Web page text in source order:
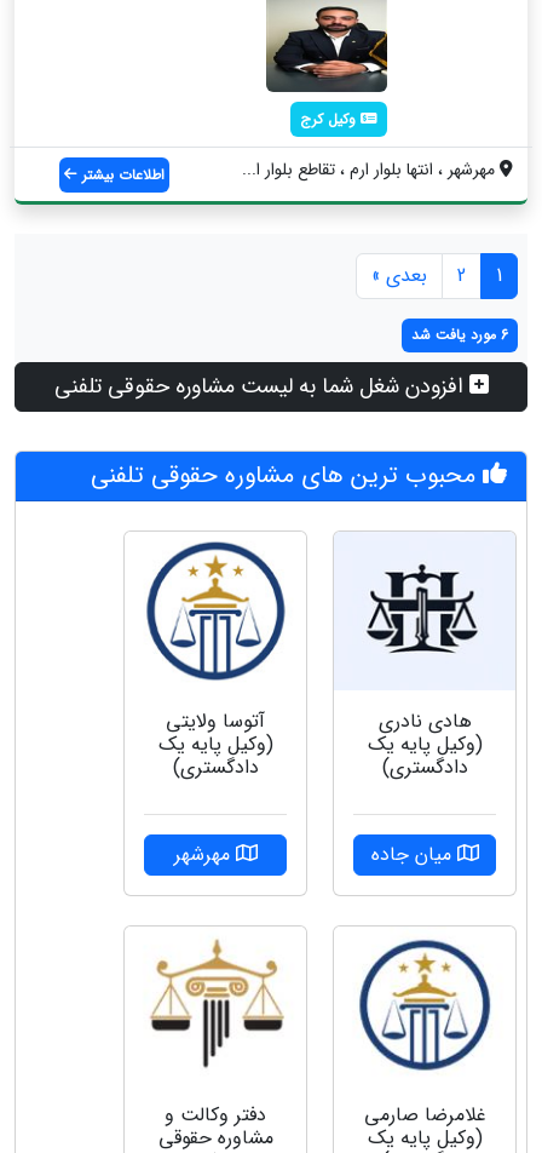
وکیل کرج
مهرشهر ، انتها بلوار ارم ، تقاطع بلوار ا... اطلاعات بیشتر
1
2 بعدی »
6 مورد یافت شد
افزودن شغل شما به لیست مشاوره حقوقی تلفنی
محبوب ترین های مشاوره حقوقی تلفنی
هادی نادری
(وکیل پایه یک
دادگستری)
میان جاده
آتوسا ولایتی
(وکیل پایه یک
دادگستری)
مهرشهر
غلامرضا صارمی
(وکیل پایه یک
دفتر وکالت و
مشاوره حقوقی